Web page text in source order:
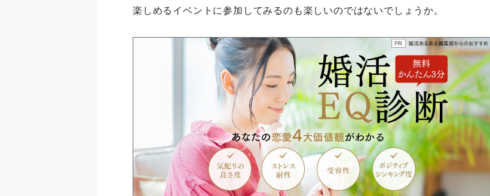
楽しめるイベントに参加してみるのも楽しいのではないでしょうか。